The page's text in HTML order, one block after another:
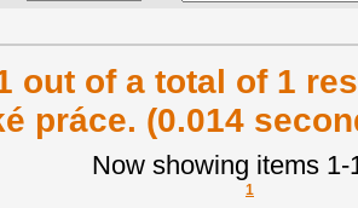
out of a total of 1
práce. (0.014
Now showing items 1-
1